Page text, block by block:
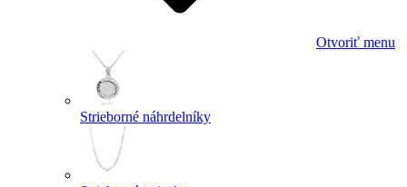
Otvoriť menu
Strieborné náhrdelníky